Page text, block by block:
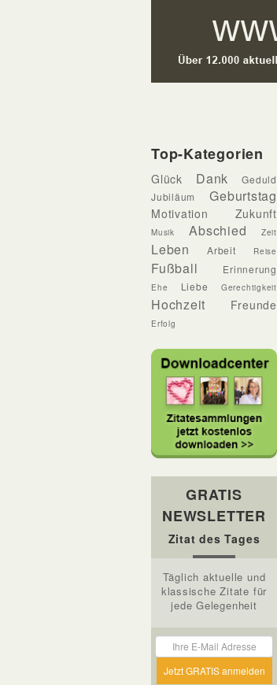
Top-Kategorien
Glück Dank
Geduld
Jubiläum
Geburtstag
Motivation Zukunft
Musik Abschied Zeit
Leben Arbeit Reise
Fußball Erinnerung
Ehe Liebe Gerechtigkeit
Hochzeit Freunde
Erfolg
GRATIS
NEWSLETTER
Zitat des Tages
Täglich aktuelle und
klassische Zitate für
jede Gelegenheit